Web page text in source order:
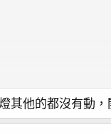
快，或許可以檢查看
其他的都沒有動